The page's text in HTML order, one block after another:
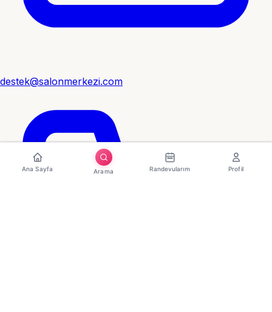
destek@salonmerkezi.com
Ana Sayfa Arama Randevularım Profil